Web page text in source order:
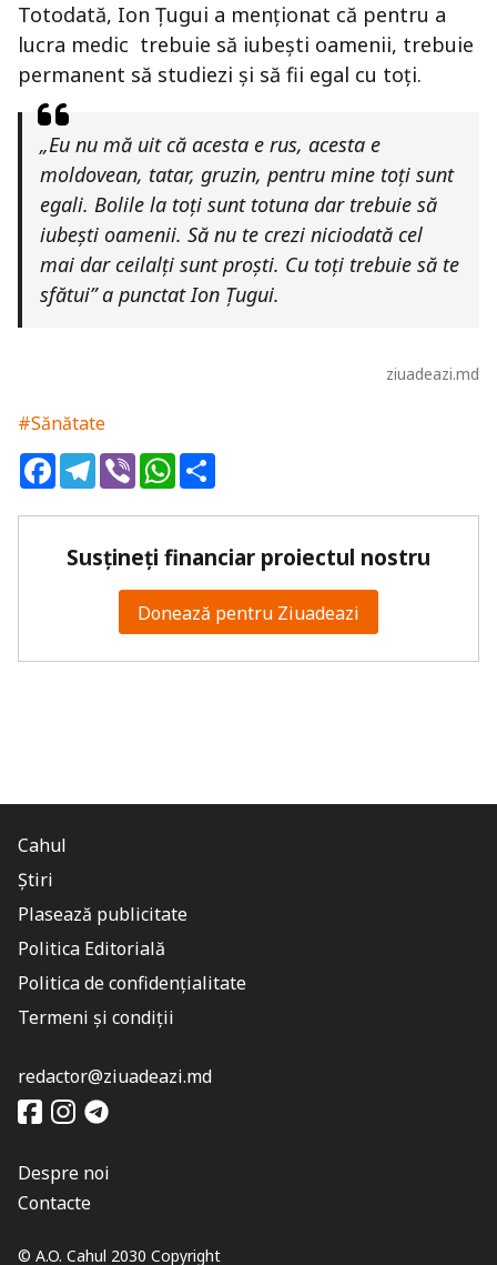
Totodată, Ion Țugui a menționat că pentru a
lucra medic trebuie să iubești oamenii, trebuie
permanent să studiezi și să fii egal cu toți.
„Eu nu mă uit că acesta e rus, acesta e
moldovean, tatar, gruzin, pentru mine toți sunt
egali. Bolile la toți sunt totuna dar trebuie să
iubești oamenii. Să nu te crezi niciodată cel
mai dar ceilalți sunt proști. Cu toți trebuie să te
sfătui” a punctat Ion Țugui.
ziuadeazi.md
#Sănătate
FacebookTelegram
ViberWhatsApp
Susțineți financiar proiectul nostru
Donează pentru Ziuadeazi
© A.O. Cahul 2030 Copyright
Cahul
Știri
Plasează publicitate
Politica Editorială
Politica de confidențialitate
Termeni și condiții
redactor@ziuadeazi.md
Despre noi
Contacte